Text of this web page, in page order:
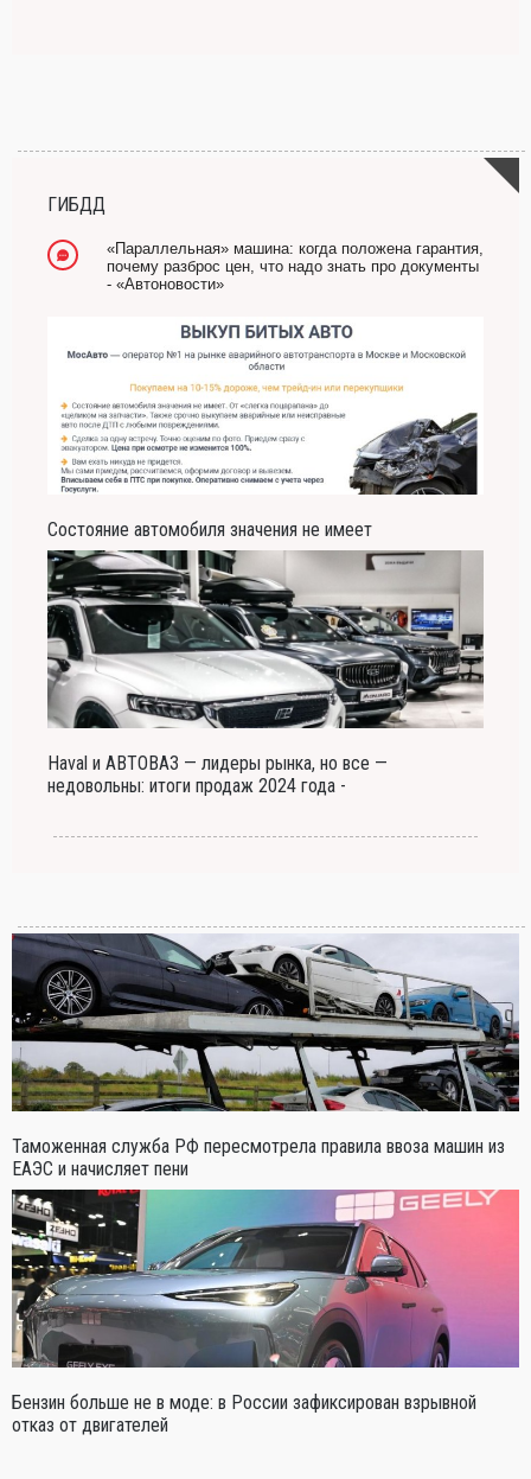
ГИБДД
«Параллельная» машина: когда положена гарантия,
почему разброс цен, что надо знать про документы
- «Автоновости»
Состояние автомобиля значения не имеет
Haval и АВТОВАЗ — лидеры рынка, но все —
недовольны: итоги продаж 2024 года -
Таможенная служба РФ пересмотрела правила ввоза машин из
ЕАЭС и начисляет пени
Бензин больше не в моде: в России зафиксирован взрывной
отказ от двигателей